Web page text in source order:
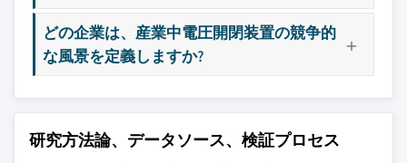
どの企業は、産業中電圧開閉装置の競争的
な風景を定義しますか?
研究方法論、データソース、検証プロセス